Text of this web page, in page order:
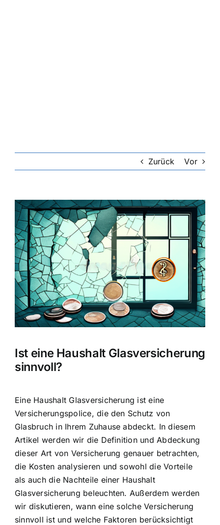
Hausratversicherung
Berufsunfähigkeitsversicherung
Weitere Tarifvergleiche
Hilfe und Kontakt
Zurück Vor
Zeige
grösseres
Bild
Ist eine Haushalt Glasversicherung
sinnvoll?
Eine Haushalt Glasversicherung ist eine
Versicherungspolice, die den Schutz von
Glasbruch in Ihrem Zuhause abdeckt. In diesem
Artikel werden wir die Definition und Abdeckung
dieser Art von Versicherung genauer betrachten,
die Kosten analysieren und sowohl die Vorteile
als auch die Nachteile einer Haushalt
Glasversicherung beleuchten. Außerdem werden
wir diskutieren, wann eine solche Versicherung
sinnvoll ist und welche Faktoren berücksichtigt